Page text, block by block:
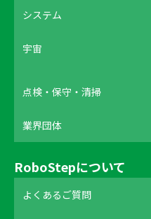
システム
宇宙
点検・保守・清掃
業界団体
RoboStepについて
よくあるご質問